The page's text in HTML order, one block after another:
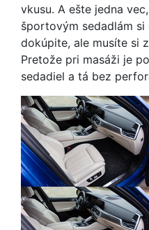
vkusu. A ešte jedna
športovým sedadlám si
dokúpite, ale musíte si
Pretože pri masáži je
sedadiel a tá bez